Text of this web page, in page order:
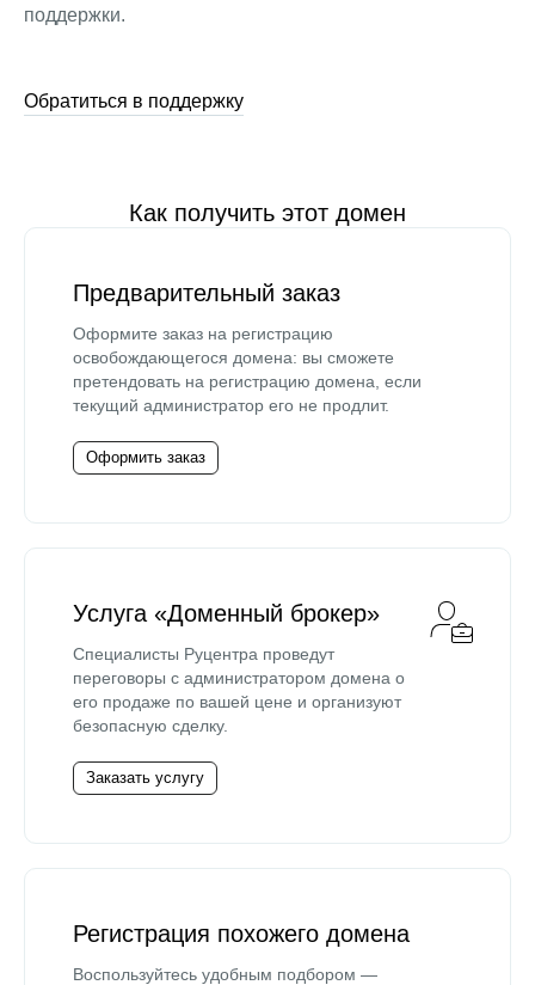
поддержки.
Обратиться в поддержку
Как получить этот домен
Предварительный заказ
Оформите заказ на регистрацию
освобождающегося домена: вы сможете
претендовать на регистрацию домена, если
текущий администратор его не продлит.
Оформить заказ
Услуга «Доменный брокер»
Специалисты Руцентра проведут
переговоры с администратором домена о
его продаже по вашей цене и организуют
безопасную сделку.
Заказать услугу
Регистрация похожего домена
Воспользуйтесь удобным подбором —